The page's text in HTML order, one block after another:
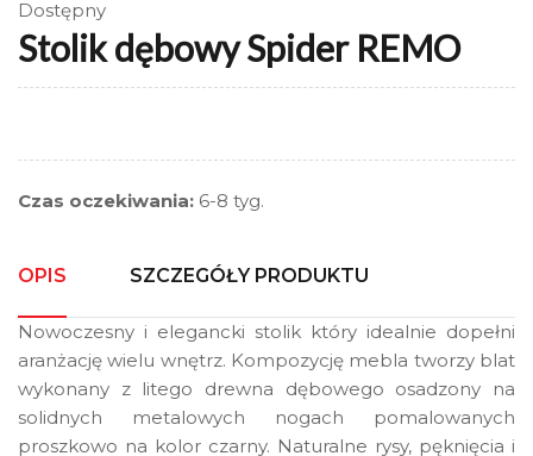
Dostępny
Stolik dębowy Spider REMO
Czas oczekiwania: 6-8 tyg.
OPIS SZCZEGÓŁY PRODUKTU
Nowoczesny i elegancki stolik który idealnie dopełni
aranżację wielu wnętrz. Kompozycję mebla tworzy blat
wykonany z litego drewna dębowego osadzony na
solidnych metalowych nogach pomalowanych
proszkowo na kolor czarny. Naturalne rysy, pęknięcia i